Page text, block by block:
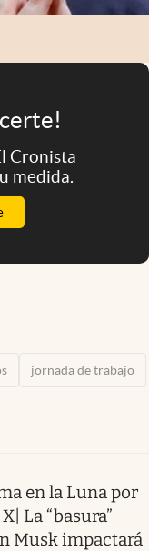
Cronista
medida.
jornada de trabajo
en la Luna por
La “basura”
Musk impactará